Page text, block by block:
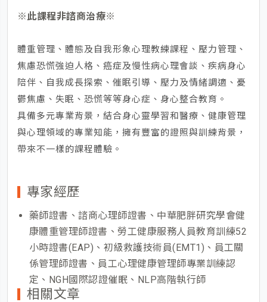
※此課程非諮商治療※
體重管理、體態及自我形象心理教練課程、壓力管理、
焦慮恐慌強迫人格、癌症及慢性病心理會談、疾病身心
陪伴、自我成長探索、催眠引導、壓力及情緒調適、憂
鬱焦慮、失眠、恐慌等等身心症、身心整合教育 。
具備多元專業背景，結合身心靈學習和醫療、健康管理
與心理領域的專業知能，擁有豐富的證照與訓練背景，
帶來不一樣的課程體驗。
專家經歷
藥師證書、諮商心理師證書、中華肥胖研究學會健
康體重管理師證書、勞工健康服務人員教育訓練52
小時證書(EAP)、初級救護技術員(EMT1)、員工關
係管理師證書、員工心理健康管理師專業訓練認
定、NGH國際認證催眠、NLP高階執行師
相關文章